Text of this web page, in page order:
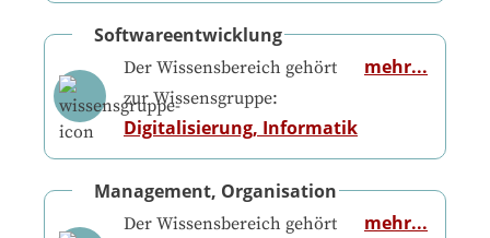
Softwareentwicklung
Der Wissensbereich gehört
zur Wissensgruppe:
Digitalisierung, Informatik
mehr...
Management, Organisation
Der Wissensbereich gehört
mehr...